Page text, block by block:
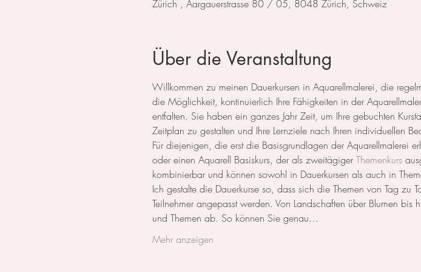
Zürich , Aargauerstrasse 80 / 05, 8048 Zürich, Schweiz
Über die Veranstaltung
Willkommen zu meinen Dauerkursen in Aquarellmalerei, die
die Möglichkeit, kontinuierlich Ihre Fähigkeiten in der
entfalten. Sie haben ein ganzes Jahr Zeit, um Ihre gebuchten
Zeitplan zu gestalten und Ihre Lernziele nach Ihren individuellen
Für diejenigen, die erst die Basisgrundlagen der Aquarellmalerei
oder einen Aquarell Basiskurs, der als zweitägiger Themenkurs
kombinierbar und können sowohl in Dauerkursen als auch in
Ich gestalte die Dauerkurse so, dass sich die Themen von Tag
Teilnehmer angepasst werden. Von Landschaften über Blumen
und Themen ab. So können Sie genau…
Mehr anzeigen